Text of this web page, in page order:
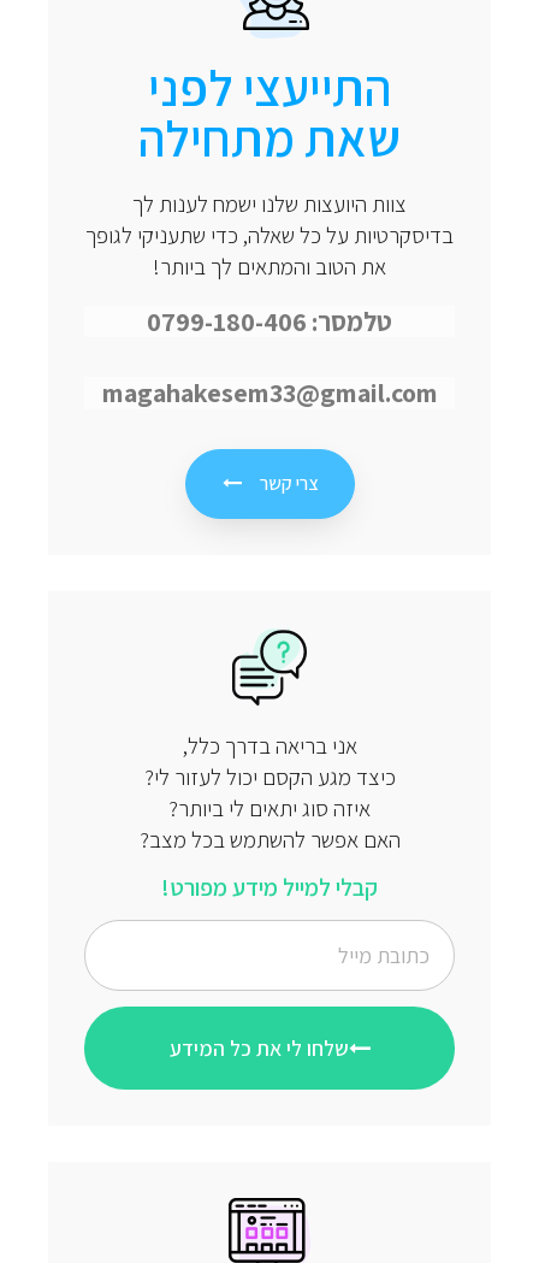
התייעצי לפני
שאת מתחילה
צוות היועצות שלנו ישמח לענות לך
בדיסקרטיות על כל שאלה, כדי שתעניקי לגופך
את הטוב והמתאים לך ביותר!
טלמסר: 0799-180-406
magahakesem33@gmail.com
צרי קשר
אני בריאה בדרך כלל,
כיצד מגע הקסם יכול לעזור לי?
איזה סוג יתאים לי ביותר?
האם אפשר להשתמש בכל מצב?
קבלי למייל מידע מפורט!
שלחו לי את כל המידע